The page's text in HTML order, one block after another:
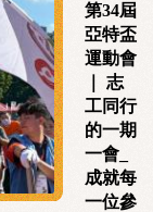
第34屆
亞特盃
運動會
｜ 志
工同行
的一期
一會_
成就每
一位參